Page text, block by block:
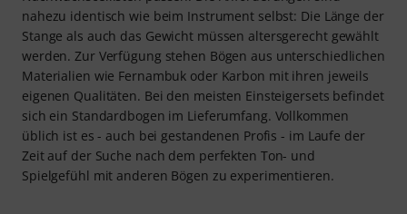
nahezu identisch wie beim Instrument selbst: Die Länge der
Stange als auch das Gewicht müssen altersgerecht gewählt
werden. Zur Verfügung stehen Bögen aus unterschiedlichen
Materialien wie Fernambuk oder Karbon mit ihren jeweils
eigenen Qualitäten. Bei den meisten Einsteigersets befindet
sich ein Standardbogen im Lieferumfang. Vollkommen
üblich ist es - auch bei gestandenen Profis - im Laufe der
Zeit auf der Suche nach dem perfekten Ton- und
Spielgefühl mit anderen Bögen zu experimentieren.